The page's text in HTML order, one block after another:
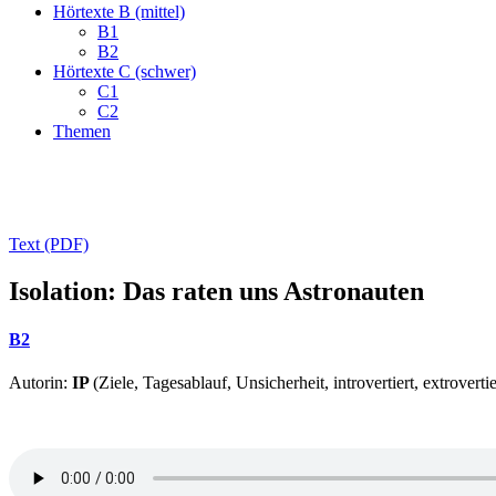
Hörtexte B (mittel)
B1
B2
Hörtexte C (schwer)
C1
C2
Themen
Text (PDF)
Isolation: Das raten uns Astronauten
B2
Autorin: IP(Ziele, Tagesablauf, Unsicherheit, introvertiert,